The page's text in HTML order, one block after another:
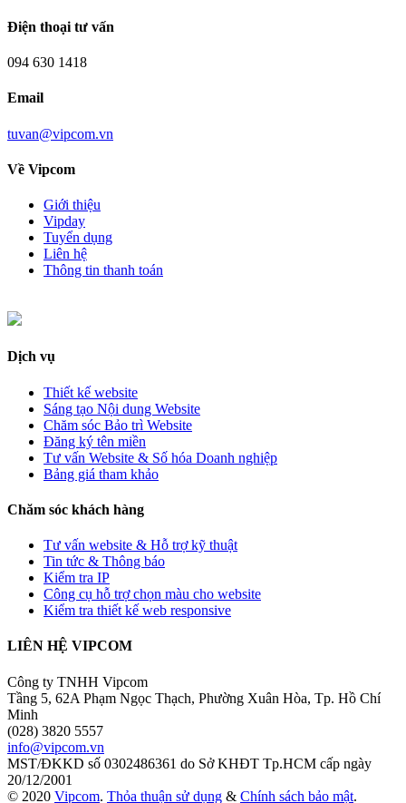
Điện thoại tư vấn
094 630 1418
Email
tuvan@vipcom.vn
Về Vipcom
Giới thiệu
Vipday
Tuyển dụng
Liên hệ
Thông tin thanh toán
Dịch vụ
Thiết kế website
Sáng tạo Nội dung Website
Chăm sóc Bảo trì Website
Đăng ký tên miền
Tư vấn Website & Số hóa Doanh nghiệp
Bảng giá tham khảo
Chăm sóc khách hàng
Tư vấn website & Hỗ trợ kỹ thuật
Tin tức & Thông báo
Kiểm tra IP
Công cụ hỗ trợ chọn màu cho website
Kiểm tra thiết kế web responsive
LIÊN HỆ VIPCOM
Công ty TNHH Vipcom
Tầng 5, 62A Phạm Ngọc Thạch, Phường Xuân Hòa, Tp. Hồ Chí
Minh
(028) 3820 5557
info@vipcom.vn
MST/ĐKKD số 0302486361 do Sở KHĐT Tp.HCM cấp ngày
20/12/2001
© 2020 Vipcom. Thỏa thuận sử dụng & Chính sách bảo mật.